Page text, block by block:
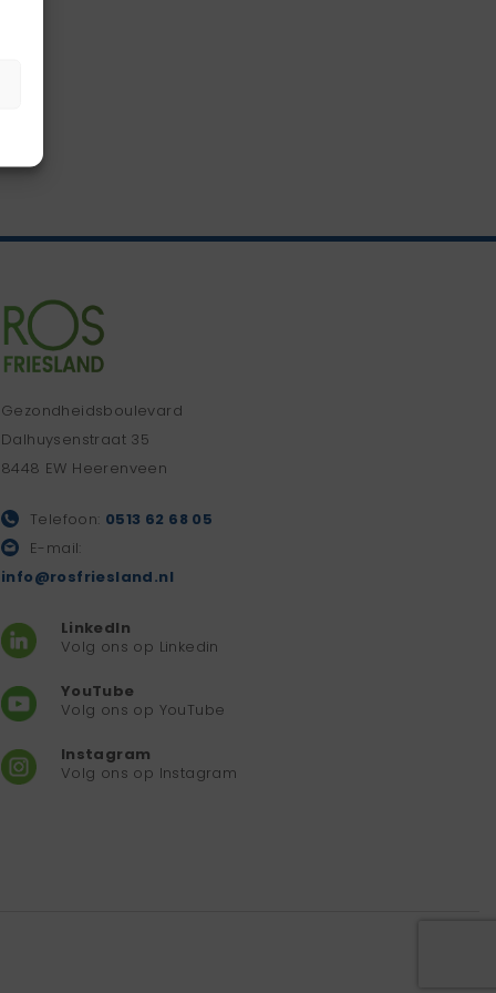
Gezondheidsboulevard
Dalhuysenstraat 35
8448 EW Heerenveen
Telefoon: 0513 62 68 05
E-mail:
info@rosfriesland.nl
LinkedIn
Volg ons op Linkedin
YouTube
Volg ons op YouTube
Instagram
Volg ons op Instagram